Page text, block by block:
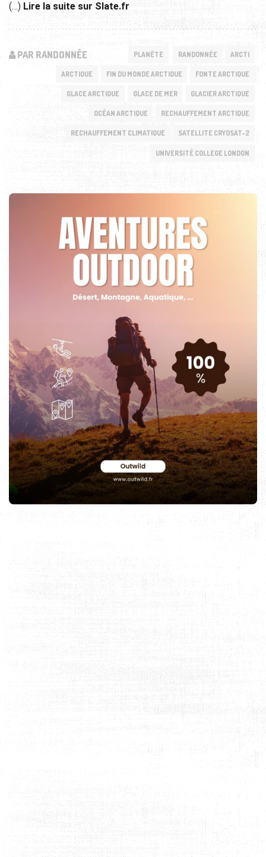
(…) Lire la suite sur Slate.fr
PAR RANDONNÉE PLANÈTE RANDONNÉE ARCTI
ARCTIQUE FIN DU MONDE ARCTIQUE FONTE ARCTIQUE
GLACE ARCTIQUE GLACE DE MER GLACIER ARCTIQUE
OCÉAN ARCTIQUE RECHAUFFEMENT ARCTIQUE
RECHAUFFEMENT CLIMATIQUE SATELLITE CRYOSAT-2
UNIVERSITÉ COLLEGE LONDON